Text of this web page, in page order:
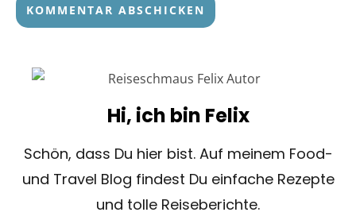
Hi, ich bin Felix
Schön, dass Du hier bist. Auf meinem Food-
und Travel Blog findest Du einfache Rezepte
und tolle Reiseberichte.